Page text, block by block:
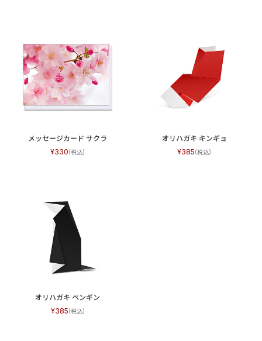
メッセージカード サクラ
330
オリハガキ キンギョ
385
オリハガキ ペンギン
385